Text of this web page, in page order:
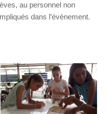
au personnel non
dans l’évènement.